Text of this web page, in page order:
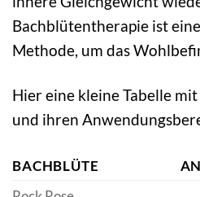
Bachblütentherapie ist
Methode, um das
Hier eine kleine Tabelle
und ihren
BACHBLÜTE